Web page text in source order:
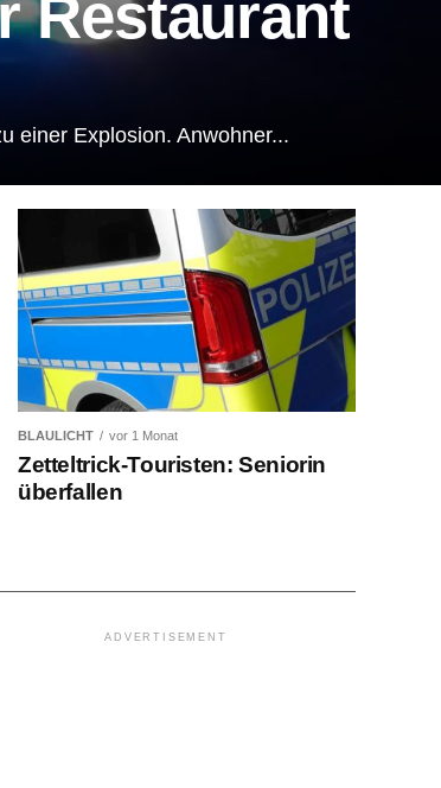
Restaurant
einer Explosion. Anwohner...
BLAULICHT vor 1 Monat
Zetteltrick-Touristen: Seniorin
überfallen
ADVERTISEMENT